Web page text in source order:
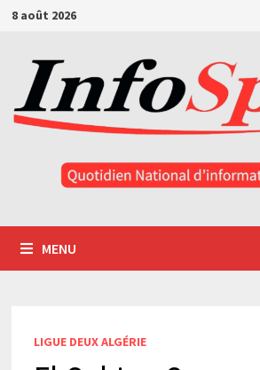
Passer
contenu
8 août 2026
MENU
LIGUE DEUX ALGÉRIE